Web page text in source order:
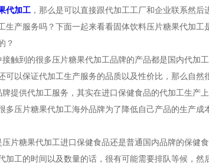
代加工 ，那么是可以直接跟代加工工厂和企业联系然
产服务吗？下面一起来看看固体饮料压片糖果代加工
？
到的很多压片糖果代加工品牌的产品都是国内代加
以保证代加工生产服务的品质以及性价比，那么自然
供代加工服务，其实在进口保健食品的代加工生产
多压片糖果代加工海外品牌为了降低自己产品的生产
糖果代加工进口保健食品还是普通国内品牌的保健
工的时间以及数量的话，很有可能需要排队等候，然